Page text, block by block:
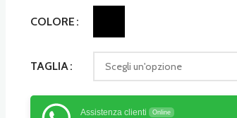
COLORE
TAGLIA
Assistenza clienti Online